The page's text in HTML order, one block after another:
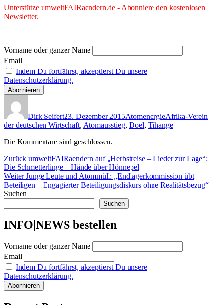
Unterstütze umweltFAIRaendern.de - Abonniere den kostenlosen
Newsletter.
Vorname oder ganzer Name
Email
Indem Du fortfährst, akzeptierst Du unsere
Datenschutzerklärung.
Dirk Seifert23. Dezember 2015AtomenergieAfrika-Verein
der deutschen Wirtschaft, Atomausstieg, Doel, Tihange
Die Kommentare sind geschlossen.
Beitragsnavigation
Zurück Vorheriger
Beitrag:
umweltFAIRaendern auf „Herbstreise – Lieder zur Lage“:
Die Schmetterlinge – Hände über Hönnepel
Weiter Nächster
Beitrag:
Junge Leute und Atommüll: „Endlagerkommission übt
Beteiligen – Engagierter Beteiligungsdiskurs ohne Realitätsbezug“
Suchen
Suchen
INFO|NEWS bestellen
Vorname oder ganzer Name
Email
Indem Du fortfährst, akzeptierst Du unsere
Datenschutzerklärung.